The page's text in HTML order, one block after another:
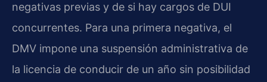
negativas previas y de si hay cargos de DUI
concurrentes. Para una primera negativa, el
DMV impone una suspensión administrativa de
la licencia de conducir de un año sin posibilidad